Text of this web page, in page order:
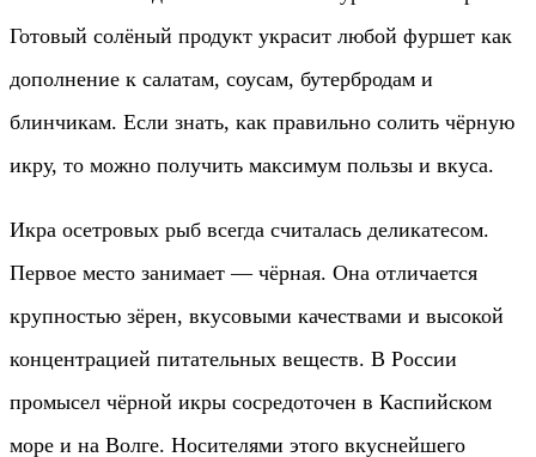
Готовый солёный продукт украсит любой фуршет как
дополнение к салатам, соусам, бутербродам и
блинчикам. Если знать, как правильно солить чёрную
икру, то можно получить максимум пользы и вкуса.
Икра осетровых рыб всегда считалась деликатесом.
Первое место занимает — чёрная. Она отличается
крупностью зёрен, вкусовыми качествами и высокой
концентрацией питательных веществ. В России
промысел чёрной икры сосредоточен в Каспийском
море и на Волге. Носителями этого вкуснейшего